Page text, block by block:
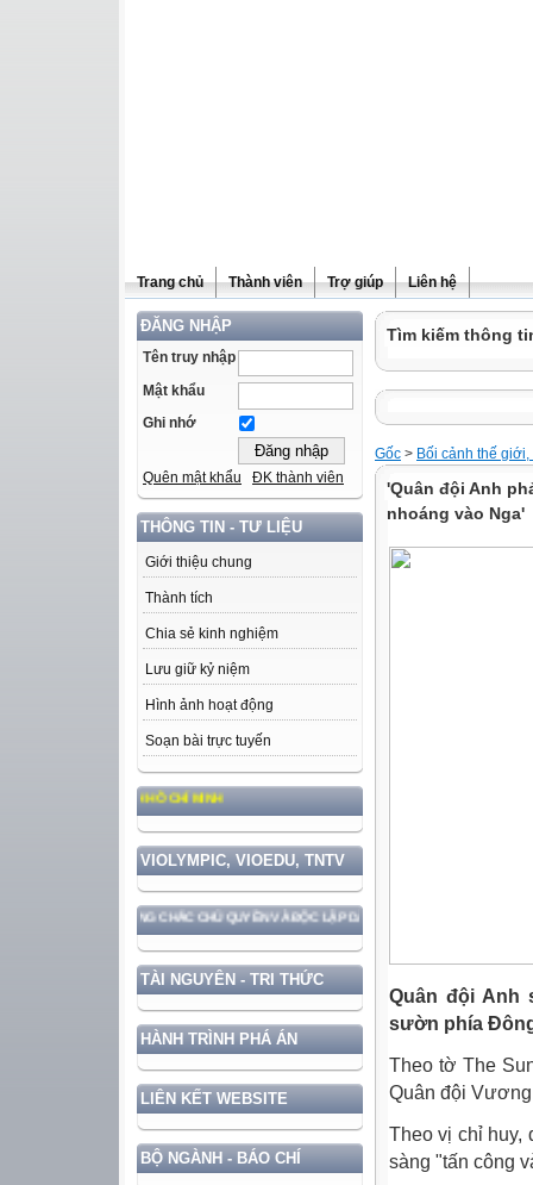
Trang chủ Thành viên Trợ giúp Liên hệ
ĐĂNG NHẬP
Tên truy nhập
Mật khẩu
Ghi nhớ
Quên mật khẩu ĐK thành viên
THÔNG TIN - TƯ LIỆU
Giới thiệu chung
Thành tích
Chia sẻ kinh nghiệm
Lưu giữ kỷ niệm
Hình ảnh hoạt động
Soạn bài trực tuyến
PHONG CÁCH HỒ CHÍ MINH
VIOLYMPIC, VIOEDU, TNTV
VỚI BẢO VỆ VỮNG CHẮC CHỦ QUYỀN VÀ ĐỘC LẬP DÂN TỘC!
TÀI NGUYÊN - TRI THỨC
HÀNH TRÌNH PHÁ ÁN
LIÊN KẾT WEBSITE
BỘ NGÀNH - BÁO CHÍ
Tìm kiếm thông
Gốc > Bối cảnh thế
'Quân đội Anh
nhoáng vào Nga'
Quân đội Anh
sườn phía
Theo tờ The
Quân đội
Theo vị chỉ huy,
sàng "tấn công